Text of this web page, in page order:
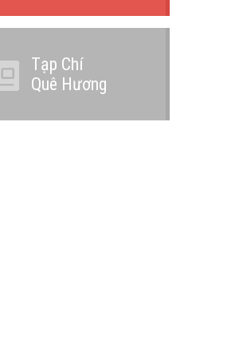
Tạp Chí
Quê Hương